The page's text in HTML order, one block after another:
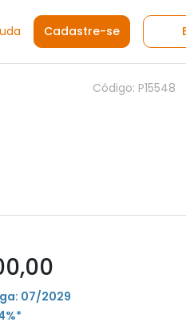
Cadastre-se
Código: P15548
07/2029